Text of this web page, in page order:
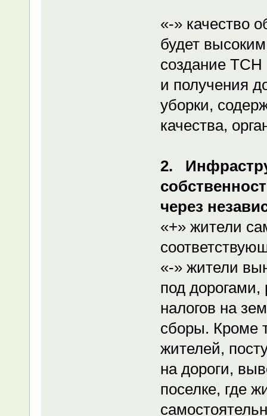
«-» качество
будет
создание ТСН
и получения
уборки,
качества,
2.
через
«+» жители
«-» жители
под дорогами,
налогов на
сборы. Кроме
жителей,
на дороги,
поселке, где